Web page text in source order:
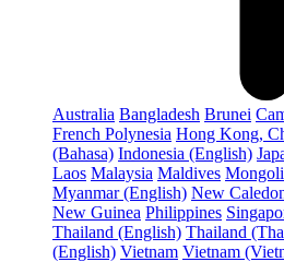
Australia Bangladesh Brunei
French Polynesia Hong Kong,
(Bahasa) Indonesia (English)
Laos Malaysia Maldives
Myanmar (English) New
New Guinea Philippines
Thailand (English) Thailand
(English) Vietnam Vietnam